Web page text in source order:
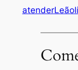
atenderLeão